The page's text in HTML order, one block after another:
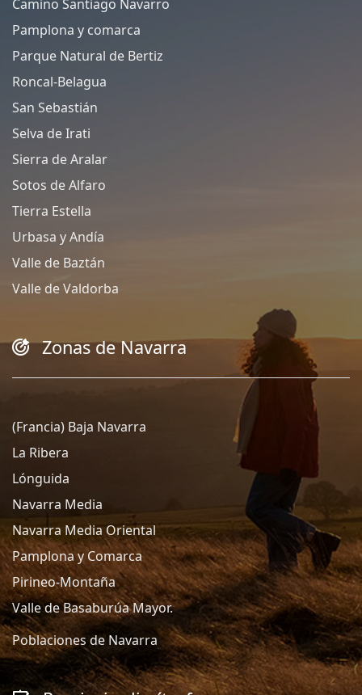
Camino Santiago Navarro
Pamplona y comarca
Parque Natural de Bertiz
Roncal-Belagua
San Sebastián
Selva de Irati
Sierra de Aralar
Sotos de Alfaro
Tierra Estella
Urbasa y Andía
Valle de Baztán
Valle de Valdorba
Zonas de Navarra
(Francia) Baja Navarra
La Ribera
Lónguida
Navarra Media
Navarra Media Oriental
Pamplona y Comarca
Pirineo-Montaña
Valle de Basaburúa Mayor.
Poblaciones de Navarra